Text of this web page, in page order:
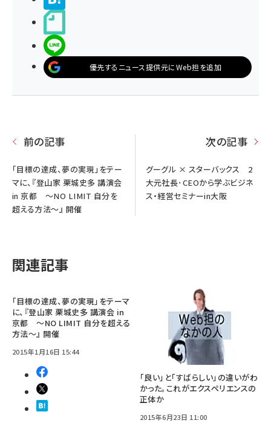
優先するニュース提供元にWeb担を追加
前の記事
「目標の達成、夢の実現」をテー
マに、『登山家 栗城史多 講演会
in 京都 ～NO LIMIT 自分を
超える方法～』 開催
次の記事
グーグル × スターバックス 2
大元社長･CEOから学ぶビジネ
ス・経営セミナーin大阪
関連記事
「目標の達成、夢の実現」をテーマ
に、『登山家 栗城史多 講演会 in
京都 ～NO LIMIT 自分を超える
方法～』 開催
2015年1月16日 15:44
「良い」と「すばらしい」の違いがわ
かった。これがエクスペリエンスの
正体か
2015年6月23日 11:00